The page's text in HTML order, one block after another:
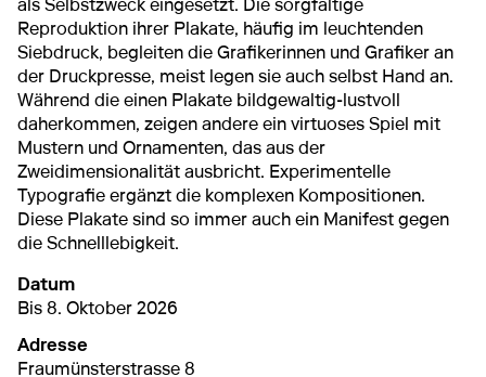
als Selbstzweck eingesetzt. Die sorgfältige
Reproduktion ihrer Plakate, häufig im leuchtenden
Siebdruck, begleiten die Grafikerinnen und Grafiker an
der Druckpresse, meist legen sie auch selbst Hand an.
Während die einen Plakate bildgewaltig-lustvoll
daherkommen, zeigen andere ein virtuoses Spiel mit
Mustern und Ornamenten, das aus der
Zweidimensionalität ausbricht. Experimentelle
Typografie ergänzt die komplexen Kompositionen.
Diese Plakate sind so immer auch ein Manifest gegen
die Schnelllebigkeit.
Datum
von10. Juli 2026 bis
Bis 8. Oktober 2026
Adresse
Fraumünsterstrasse 8